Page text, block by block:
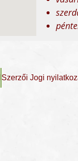
Szerzői Jogi